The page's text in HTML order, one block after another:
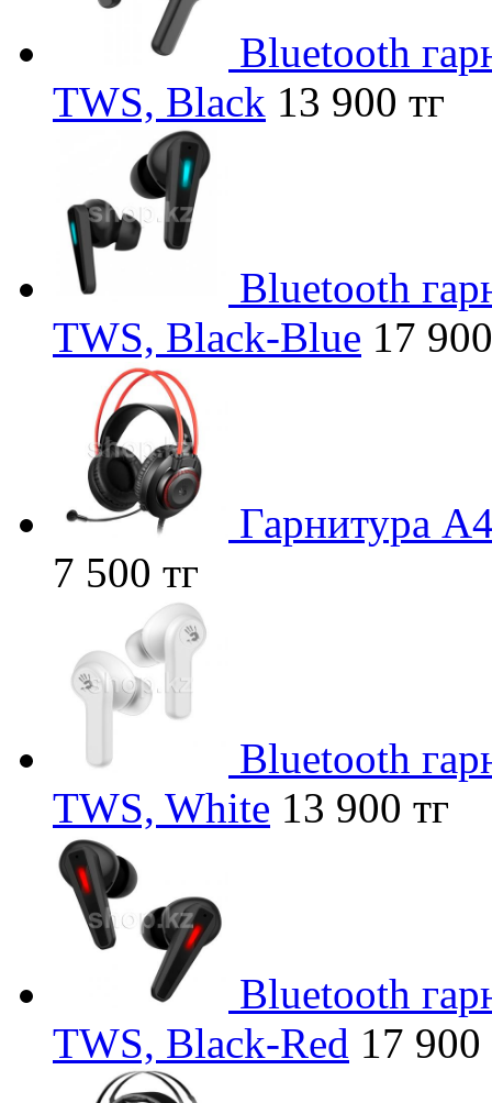
Bluetooth
TWS, Black 13 900 тг
Bluetooth
TWS, Black-Blue 17
Гарнитура
7 500 тг
Bluetooth
TWS, White 13 900 тг
Bluetooth
TWS, Black-Red 17 900